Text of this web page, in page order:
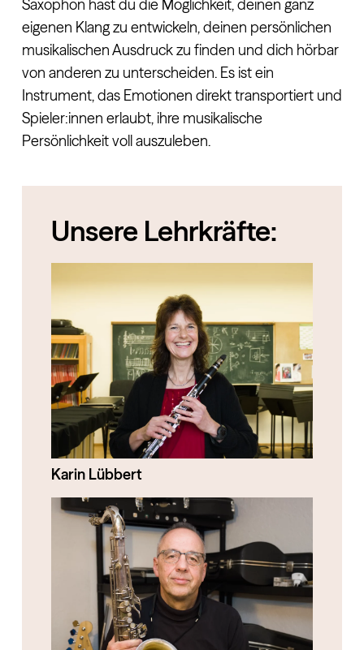
Saxophon hast du die Möglichkeit, deinen ganz
eigenen Klang zu entwickeln, deinen persönlichen
musikalischen Ausdruck zu finden und dich hörbar
von anderen zu unterscheiden. Es ist ein
Instrument, das Emotionen direkt transportiert und
Spieler:innen erlaubt, ihre musikalische
Persönlichkeit voll auszuleben.
Unsere Lehrkräfte:
Karin Lübbert